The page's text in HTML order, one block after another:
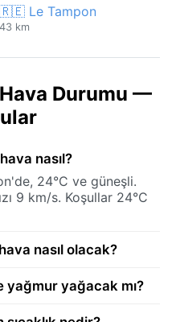
🇷🇪 Le Tampon
43 km
Durumu —
nasıl?
24°C ve güneşli.
9 km/s. Koşullar 24°C
nasıl olacak?
yağmur yağacak mı?